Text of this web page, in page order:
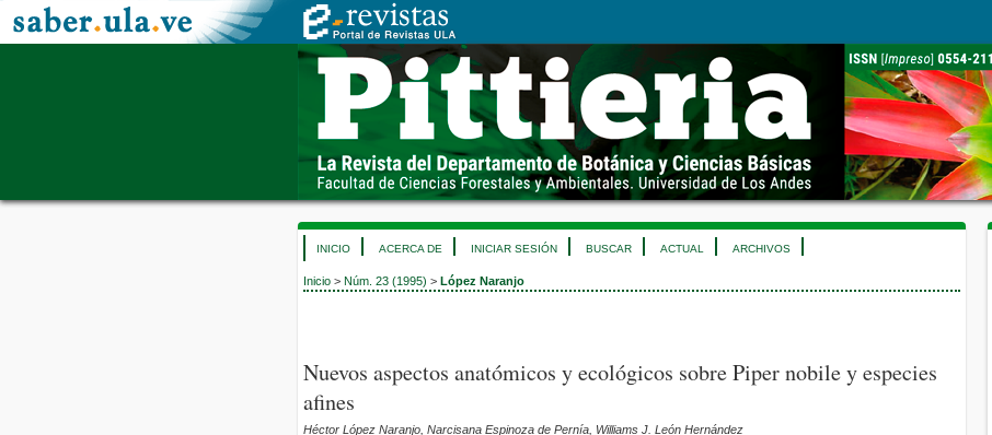
INICIO ACERCA DE INICIAR SESIÓN BUSCAR ACTUAL ARCHIVOS
Inicio > Núm. 23 (1995) > López Naranjo
Nuevos aspectos anatómicos y ecológicos sobre Piper nobile y especies
afines
Héctor López Naranjo, Narcisana Espinoza de Pernía, Williams J. León Hernández